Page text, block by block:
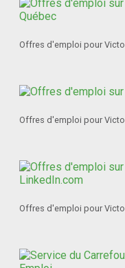
Offres d'emploi pour
Offres d'emploi pour
Offres d'emploi pour